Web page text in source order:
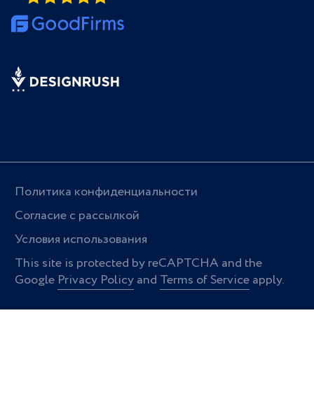
Политика конфиденциальности
Согласие с рассылкой
Условия использования
This site is protected by reCAPTCHA and the
Google Privacy Policyand Terms of Serviceapply.